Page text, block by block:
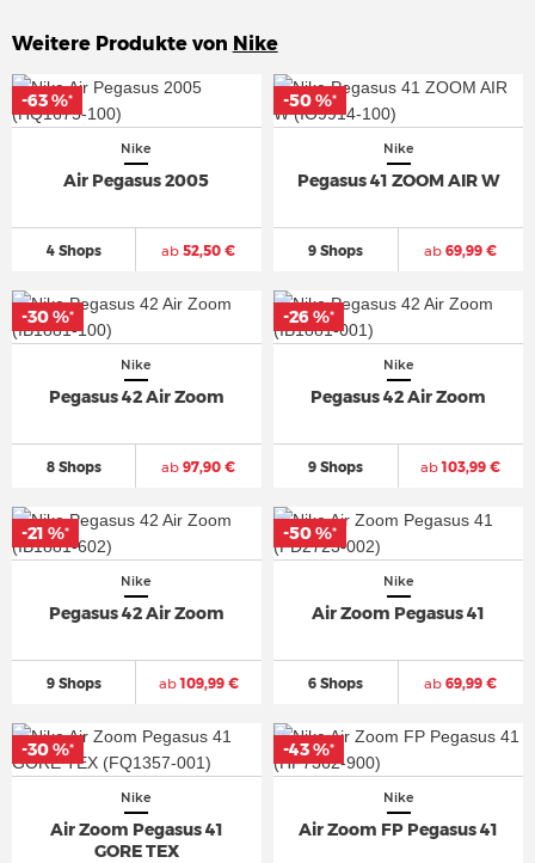
Weitere Produkte von Nike
Nike
Air Pegasus 2005
4 Shops ab 52,50 €
-63 %*
-63 %*
Nike
Pegasus 41 ZOOM AIR W
9 Shops ab 69,99 €
-50 %*
-50 %*
Nike
Pegasus 42 Air Zoom
8 Shops ab 97,90 €
-30 %*
-30 %*
Nike
Pegasus 42 Air Zoom
9 Shops ab103,99 €
-26 %*
-26 %*
Nike
Pegasus 42 Air Zoom
9 Shops ab109,99 €
-21 %*
-21 %*
Nike
Air Zoom Pegasus 41
6 Shops ab 69,99 €
-50 %*
-50 %*
Nike
Air Zoom Pegasus 41
GORE TEX
-30 %*
-30 %*
Nike
Air Zoom FP Pegasus 41
-43 %*
-43 %*